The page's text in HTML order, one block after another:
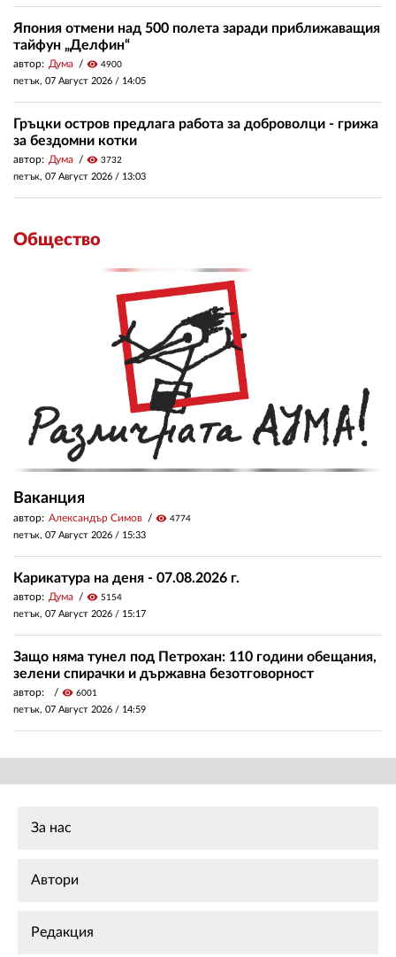
Япония отмени над 500 полета заради приближаващия
тайфун „Делфин“
автор: Дума visibility 4900
петък, 07 Август 2026 / 14:05
Гръцки остров предлага работа за доброволци - грижа
за бездомни котки
автор: Дума visibility 3732
петък, 07 Август 2026 / 13:03
Общество
Ваканция
автор: Александър Симов visibility 4774
петък, 07 Август 2026 / 15:33
Карикатура на деня - 07.08.2026 г.
автор: Дума visibility 5154
петък, 07 Август 2026 / 15:17
Защо няма тунел под Петрохан: 110 години обещания,
зелени спирачки и държавна безотговорност
автор: visibility 6001
петък, 07 Август 2026 / 14:59
За нас
Автори
Редакция